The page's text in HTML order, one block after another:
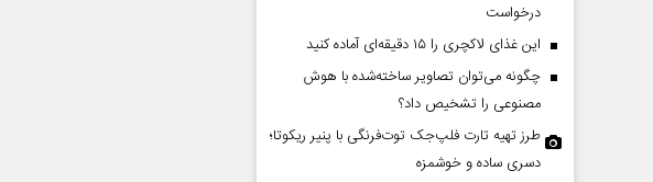
درخواست
این غذای لاکچری را ۱۵ دقیقه‌ای آماده کنید
چگونه می‌توان تصاویر ساخته‌شده با هوش
مصنوعی را تشخیص داد؟
طرز تهیه تارت فلپ‌جک توت‌فرنگی با پنیر ریکوتا؛
دسری ساده و خوشمزه